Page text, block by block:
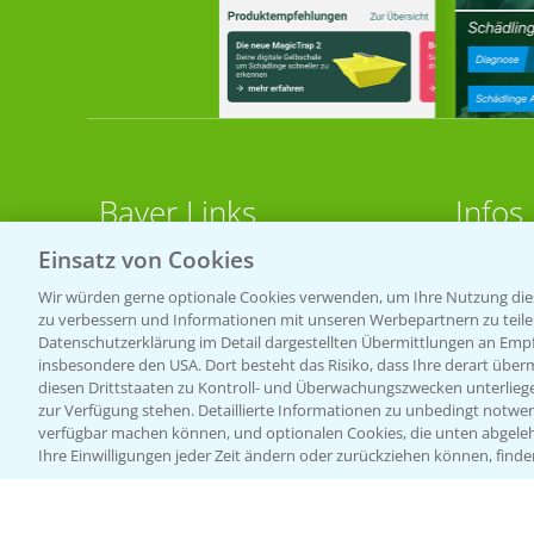
Bayer Links
Bayer Global
Bayer CropScience World
Bayer Karriere
Bayer CropScience Austria
Bayer CropScience Schweiz
Presse
Infos
Apps
Einsatz von Cookies
Wir würden gerne optionale Cookies verwenden, um Ihre Nutzung
zu verbessern und Informationen mit unseren Werbepartnern zu
Datenschutzerklärung im Detail dargestellten Übermittlungen an
insbesondere den USA. Dort besteht das Risiko, dass Ihre derart
diesen Drittstaaten zu Kontroll- und Überwachungszwecken
zur Verfügung stehen. Detaillierte Informationen zu unbedingt
verfügbar machen können, und optionalen Cookies, die unten
Ihre Einwilligungen jeder Zeit ändern oder zurückziehen können,